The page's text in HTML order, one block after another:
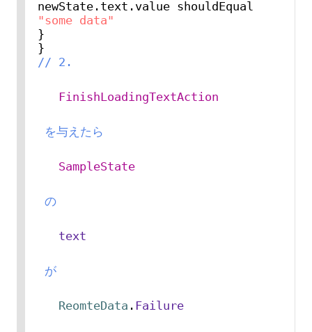
"some data"
}
// 2.
FinishLoadingTextAction
を与えたら
SampleState
の
text
が
ReomteData . Failure